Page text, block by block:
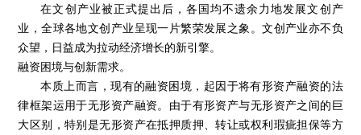
在文创产业被正式提出后，各国均不遗余力地发展文创产
业，全球各地文创产业呈现一片繁荣发展之象。文创产业亦不负
众望，日益成为拉动经济增长的新引擎。
融资困境与创新需求。
本质上而言，现有的融资困境，起因于将有形资产融资的法
律框架运用于无形资产融资。由于有形资产与无形资产之间的巨
大区别，特别是无形资产在抵押质押、转让或权利瑕疵担保等方